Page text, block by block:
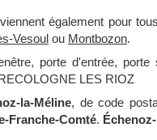
également pour
Vesoul ou Montbozon.
porte d'entrée,
LES RIOZ
la-Méline, de code
Franche-Comté.